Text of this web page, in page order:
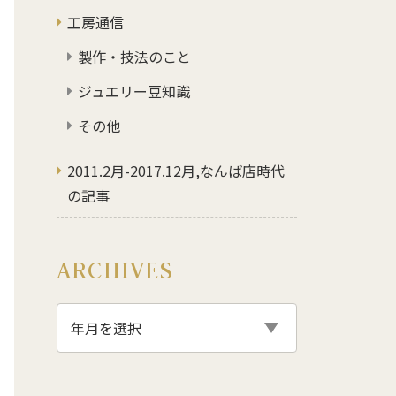
工房通信
製作・技法のこと
ジュエリー豆知識
その他
2011.2月-2017.12月,なんば店時代
の記事
ARCHIVES